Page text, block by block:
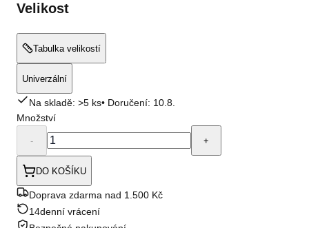
Velikost
Tabulka velikostí
Univerzální
Na skladě: >5 ks• Doručení: 10.8.
Množství
- +
DO KOŠÍKU
Doprava zdarma nad 1.500 Kč
14denní vrácení